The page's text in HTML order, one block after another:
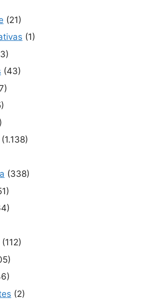
(21)
(1)
(43)
(1.138)
(338)
(112)
(2)